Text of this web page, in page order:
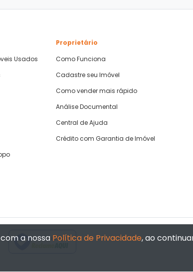
Usados
Proprietário
Como Funciona
Cadastre seu Imóvel
Como vender mais rápido
Análise Documental
Central de Ajuda
Crédito com Garantia de Imóvel
Verificada por
a nossa Política de Privacidade, ao